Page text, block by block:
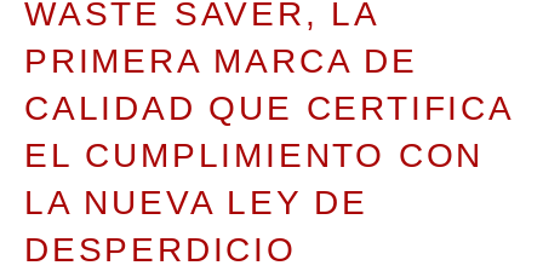
WASTE SAVER, LA
PRIMERA MARCA DE
CALIDAD QUE CERTIFICA
EL CUMPLIMIENTO CON
LA NUEVA LEY DE
DESPERDICIO